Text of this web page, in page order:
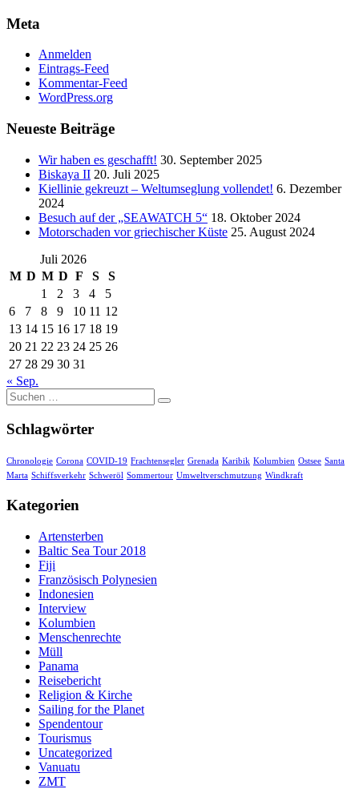
Meta
Anmelden
Eintrags-Feed
Kommentar-Feed
WordPress.org
Neueste Beiträge
Wir haben es geschafft! 30. September 2025
Biskaya II 20. Juli 2025
Kiellinie gekreuzt – Weltumseglung vollendet! 6. Dezember
2024
Besuch auf der „SEAWATCH 5“ 18. Oktober 2024
Motorschaden vor griechischer Küste 25. August 2024
Juli 2026
M D M D F S
S
1
2 3 4
5
6
7 8 9 10 11 12
13 14 15 16 17 18 19
20 21 22 23 24 25 26
27 28 29 30 31
« Sep.
Suche
nach:
Schlagwörter
Chronologie Corona COVID-19 Frachtensegler Grenada Karibik Kolumbien Ostsee Santa
Marta Schiffsverkehr Schweröl Sommertour Umweltverschmutzung Windkraft
Kategorien
Artensterben
Baltic Sea Tour 2018
Fiji
Französisch Polynesien
Indonesien
Interview
Kolumbien
Menschenrechte
Müll
Panama
Reisebericht
Religion & Kirche
Sailing for the Planet
Spendentour
Tourismus
Uncategorized
Vanuatu
ZMT